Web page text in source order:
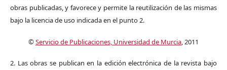
obras publicadas, y favorece y permite la reutilización de las mismas
bajo la licencia de uso indicada en el punto 2.
©Servicio de Publicaciones, Universidad de Murcia, 2011
2. Las obras se publican en la edición electrónica de la revista bajo